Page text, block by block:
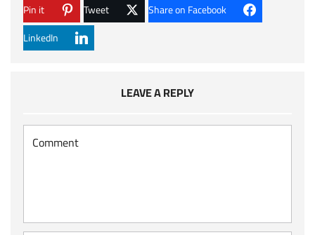
Share on Facebook
Tweet
Pin it
LinkedIn
LEAVE A REPLY